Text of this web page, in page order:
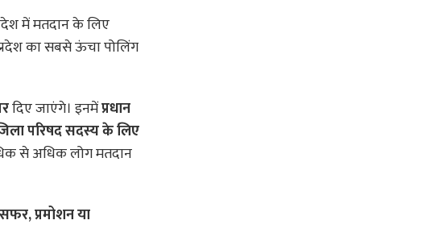
में मतदान के लिए
का सबसे ऊंचा पोलिंग
दिए जाएंगे। इनमेंप्रधान
परिषद सदस्य के लिए
से अधिक लोग मतदान
प्रमोशन या